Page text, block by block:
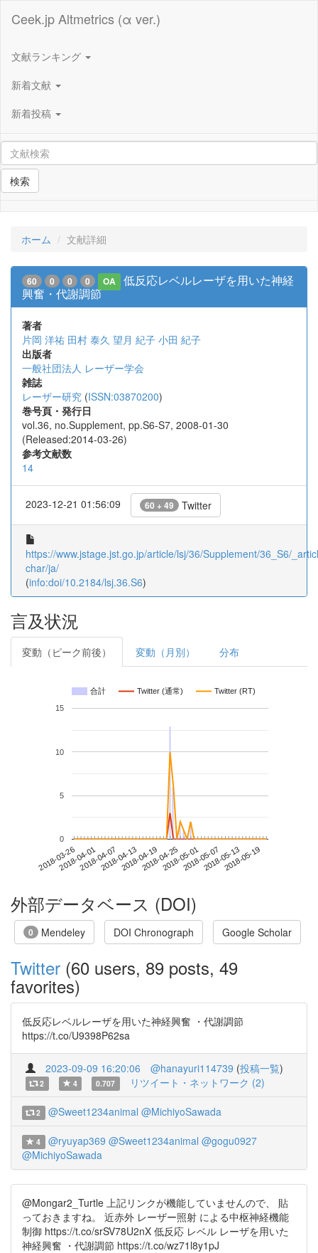
Ceek.jp Altmetrics (α ver.)
文献ランキング
新着文献
新着投稿
検索
ホーム 文献詳細
60 0 0 0 OA
低反応レベルレーザを用いた神経
興奮・代謝調節
著者
片岡 洋祐 田村 泰久 望月 紀子 小田 紀子
出版者
一般社団法人 レーザー学会
雑誌
レーザー研究 (ISSN:03870200)
巻号頁・発行日
vol.36, no.Supplement, pp.S6-S7, 2008-01-30
(Released:2014-03-26)
参考文献数
14
2023-12-21 01:56:09 60 + 49 Twitter
https://www.jstage.jst.go.jp/article/lsj/36/Supplement/36_S6/
char/ja/
(info:doi/10.2184/lsj.36.S6)
言及状況
変動（ピーク前後） 変動（月別） 分布
合計 Twitter (通常) Twitter (RT)
2018-03-262018-04-012018-04-072018-04-132018-04-192018-04-252018-05-012018-05-072018-05-132018-05-19
0
5
10
15
外部データベース (DOI)
0 Mendeley DOI Chronograph Google Scholar
Twitter (60 users, 89 posts, 49
favorites)
低反応レベルレーザを用いた神経興奮 ・代謝調節
https://t.co/U9398P62sa
2023-09-09 16:20:06 @hanayuri114739 (投稿一覧)
2 4 0.707 リツイート・ネットワーク (2)
2 @Sweet1234animal @MichiyoSawada
4 @ryuyap369 @Sweet1234animal @gogu0927
@MichiyoSawada
@Mongar2_Turtle 上記リンクが機能していませんので、 貼
っておきますね。 近赤外 レーザー照射 による中枢神経機能
制御 https://t.co/srSV78U2nX 低反応 レベル レーザを用いた
神経興奮 ・代謝調節 https://t.co/wz71l8y1pJ